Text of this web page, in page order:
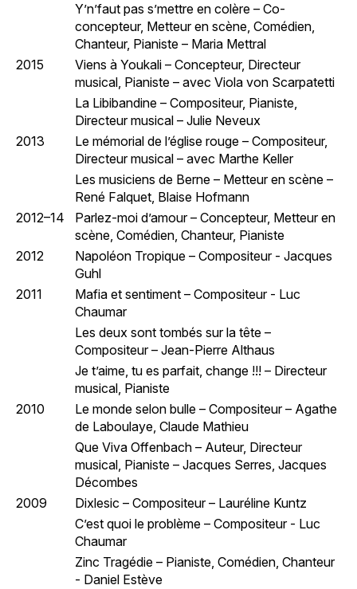
Y’n’faut pas s’mettre en colère – Co-
concepteur, Metteur en scène, Comédien,
Chanteur, Pianiste – Maria Mettral
2015
Viens à Youkali – Concepteur, Directeur
musical, Pianiste – avec Viola von Scarpatetti
La Libibandine – Compositeur, Pianiste,
Directeur musical – Julie Neveux
2013
Le mémorial de l’église rouge – Compositeur,
Directeur musical – avec Marthe Keller
Les musiciens de Berne – Metteur en scène –
René Falquet, Blaise Hofmann
2012–14
Parlez-moi d’amour – Concepteur, Metteur en
scène, Comédien, Chanteur, Pianiste
2012
Napoléon Tropique – Compositeur - Jacques
Guhl
2011
Mafia et sentiment – Compositeur - Luc
Chaumar
Les deux sont tombés sur la tête –
Compositeur – Jean-Pierre Althaus
Je t’aime, tu es parfait, change !!! – Directeur
musical, Pianiste
2010
Le monde selon bulle – Compositeur – Agathe
de Laboulaye, Claude Mathieu
Que Viva Offenbach – Auteur, Directeur
musical, Pianiste – Jacques Serres, Jacques
Décombes
2009
Dixlesic – Compositeur – Lauréline Kuntz
C’est quoi le problème – Compositeur - Luc
Chaumar
Zinc Tragédie – Pianiste, Comédien, Chanteur
- Daniel Estève